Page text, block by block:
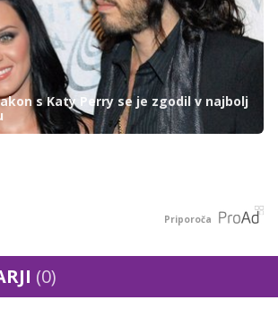
s Katy Perry se je zgodil v najbolj
Priporoča
(0)